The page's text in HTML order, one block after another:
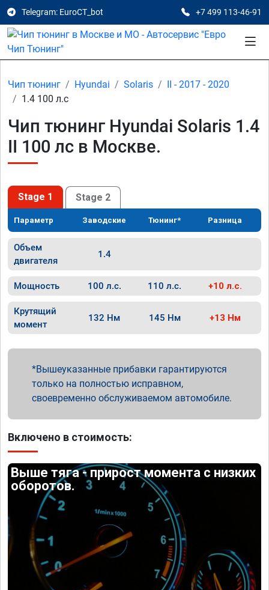
Telegram: EuroCT_bot +7 499 113-46-91
Чип тюнинг Hyundai Solaris
II - 2017 - 2020
1.4 100 л.с
Чип тюнинг Hyundai Solaris 1.4
II 100 лс в Москве.
Stage 1 Stage 2
Параметр Заводские Тюнинг* Разница
Объем
двигателя
1.4
Мощность 100 л.с. 110 л.с. +10 л.с.
Крутящий
момент
132 Нм 145 Нм +13 Нм
Вышеуказанные прибавки гарантируются
только на полностью исправном,
своевременно обслуживаемом автомобиле.
Включено в стоимость:
Выше тяга - прирост момента с низких
оборотов.